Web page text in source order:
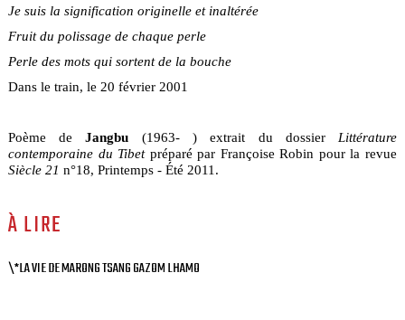
Je suis la signification originelle et inaltérée
Fruit du polissage de chaque perle
Perle des mots qui sortent de la bouche
Dans le train, le 20 février 2001
Poème deJangbu (1963- ) extrait du dossierLittérature
contemporaine du Tibetpréparé par Françoise Robin pour la revue
Siècle 21 n°18, Printemps - Été 2011.
À LIRE
\*LA VIE DE MARONG TSANG GAZOM LHAMO